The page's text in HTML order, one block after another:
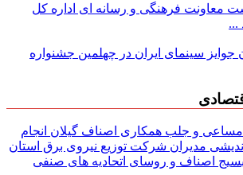
معاونت فرهنگی و رسانه ای اداره کل
...
جوایز سینمای ایران در چهلمین جشنواره
و جلب همکاری اصناف گیلان انجام
مدیران شركت توزیع نیروی برق استان
بسیج اصناف و روسای اتحادیه های صنفی